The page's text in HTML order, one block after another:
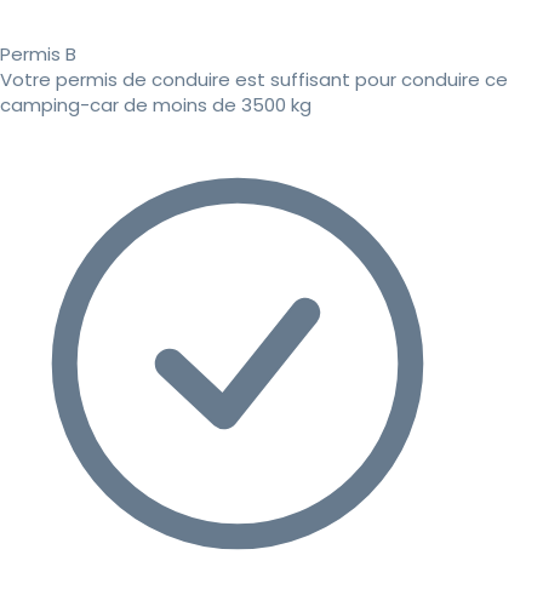
Permis B
Votre permis de conduire est suffisant pour conduire ce
camping-car de moins de 3500 kg